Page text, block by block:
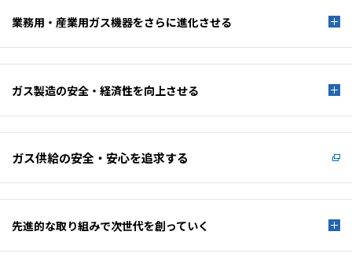
業務用・産業用ガス機器をさらに進化させる
ガス製造の安全・経済性を向上させる
ガス供給の安全・安心を追求する
先進的な取り組みで次世代を創っていく